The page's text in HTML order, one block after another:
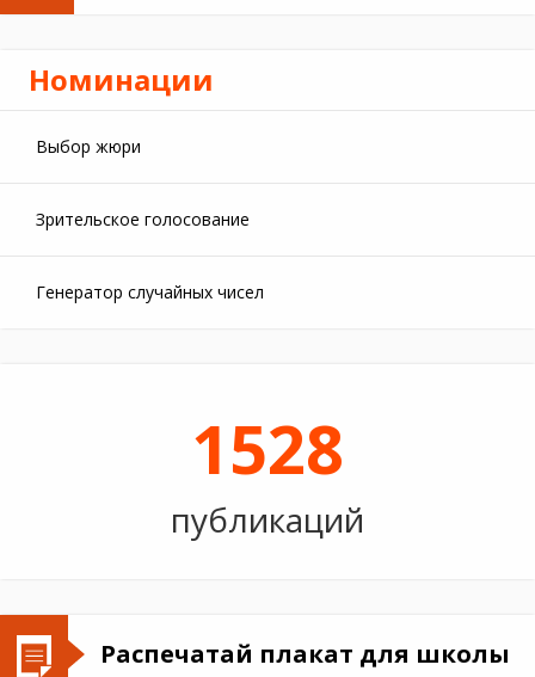
Номинации
Выбор жюри
Зрительское голосование
Генератор случайных чисел
1528
публикаций
Распечатай плакат для школы